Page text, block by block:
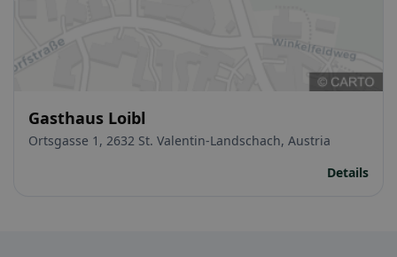
Gasthaus Loibl
Ortsgasse 1, 2632 St. Valentin-Landschach, Austria
Details